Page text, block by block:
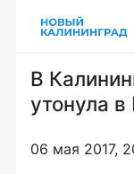
В
утонула в
06 мая 2017,